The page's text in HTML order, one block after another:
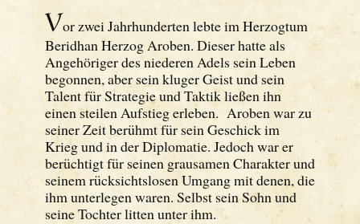
Vor zwei Jahrhunderten lebte im Herzogtum
Beridhan Herzog Aroben. Dieser hatte als
Angehöriger des niederen Adels sein Leben
begonnen, aber sein kluger Geist und sein
Talent für Strategie und Taktik ließen ihn
einen steilen Aufstieg erleben. Aroben war zu
seiner Zeit berühmt für sein Geschick im
Krieg und in der Diplomatie. Jedoch war er
berüchtigt für seinen grausamen Charakter und
seinem rücksichtslosen Umgang mit denen, die
ihm unterlegen waren. Selbst sein Sohn und
seine Tochter litten unter ihm.